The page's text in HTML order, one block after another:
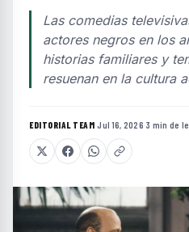
Las comedias
actores negros en los
historias familiares y
resuenan en la cultura
EDITORIAL TEAM·Jul 16, 2026·3 min de